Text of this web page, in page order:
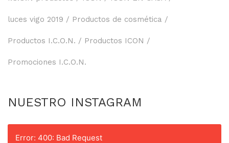
luces vigo 2019 Productos de cosmética
Productos I.C.O.N. Productos ICON
Promociones I.C.O.N.
NUESTRO INSTAGRAM
Error: 400: Bad Request